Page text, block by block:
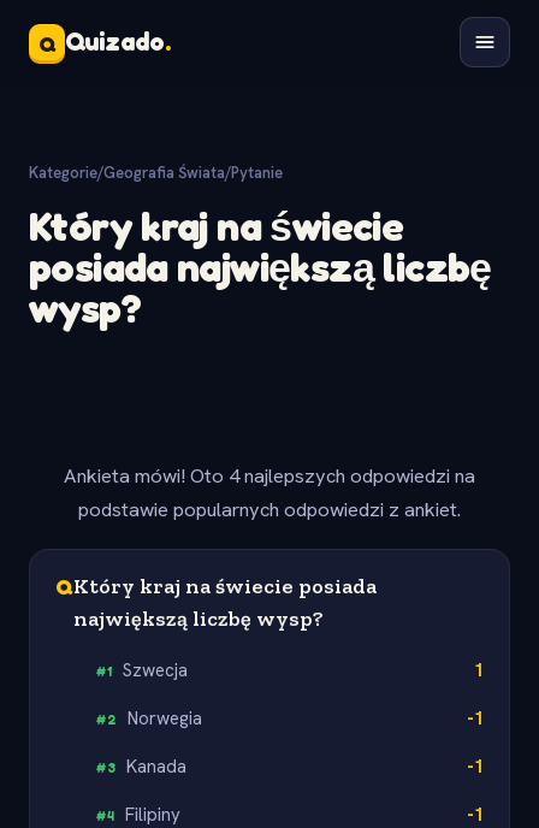
Q Quizado.
Kategorie/Geografia Świata/Pytanie
Który kraj na świecie
posiada największą liczbę
wysp?
Ankieta mówi! Oto 4 najlepszych odpowiedzi na
podstawie popularnych odpowiedzi z ankiet.
QKtóry kraj na świecie posiada
największą liczbę wysp?
#1 Szwecja 1
#2 Norwegia -1
#3 Kanada -1
#4 Filipiny -1